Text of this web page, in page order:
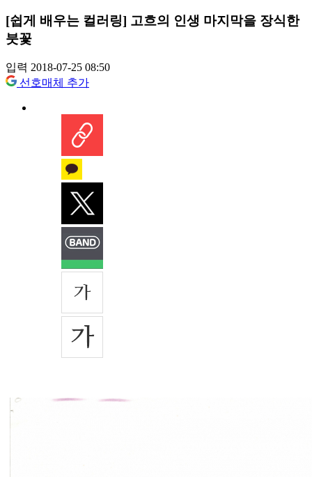
[쉽게 배우는 컬러링] 고흐의 인생 마지막을 장식한
붓꽃
입력 2018-07-25 08:50
선호매체 추가